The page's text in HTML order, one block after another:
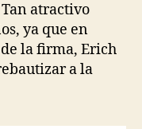
atractivo
ya que en
la firma, Erich
a la